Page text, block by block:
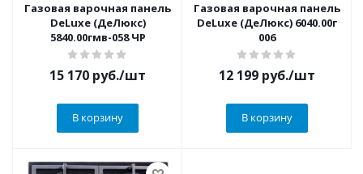
Газовая варочная панель
DeLuxe (ДеЛюкс)
5840.00гмв-058 ЧР
15 170 руб./шт
В корзину
Газовая варочная панель
DeLuxe (ДеЛюкс) 6040.00г
006
12 199 руб./шт
В корзину